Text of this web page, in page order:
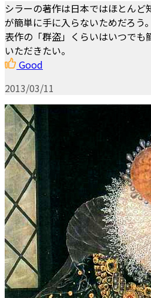
シラーの著作は日本ではほとんど
が簡単に手に入らないためだろう
表作の「群盗」くらいはいつでも
いただきたい。
Good
2013/03/11